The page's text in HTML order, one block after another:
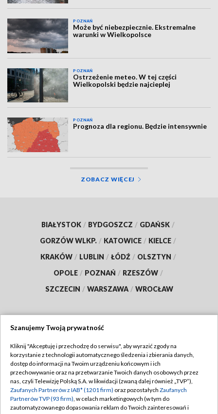
POZNAŃ
Może być niebezpiecznie. Ekstremalne
warunki w Wielkopolsce
POZNAŃ
Ostrzeżenie meteo. W tej części
Wielkopolski będzie najcieplej
POZNAŃ
Prognoza dla regionu. Będzie intensywnie
ZOBACZ WIĘCEJ
BIAŁYSTOK / BYDGOSZCZ / GDAŃSK /
GORZÓW WLKP. / KATOWICE / KIELCE /
KRAKÓW / LUBLIN / ŁÓDŹ / OLSZTYN /
OPOLE / POZNAŃ / RZESZÓW /
SZCZECIN / WARSZAWA / WROCŁAW
TVP
Abonament TVP
Emisja w TVP
Centrum informacji TVP
Regulamin TVP
Polityka prywatności
Moje zgody
Szanujemy Twoją prywatność
Kliknij "Akceptuję i przechodzę do serwisu", aby wyrazić zgody na
korzystanie z technologii automatycznego śledzenia i zbierania danych,
dostęp do informacji na Twoim urządzeniu końcowym i ich
przechowywanie oraz na przetwarzanie Twoich danych osobowych przez
nas, czyli Telewizję Polską S.A. w likwidacji (zwaną dalej również „TVP”),
Zaufanych Partnerów z IAB* (1201 firm) oraz pozostałych Zaufanych
Partnerów TVP (93 firm), w celach marketingowych (w tym do
zautomatyzowanego dopasowania reklam do Twoich zainteresowań i